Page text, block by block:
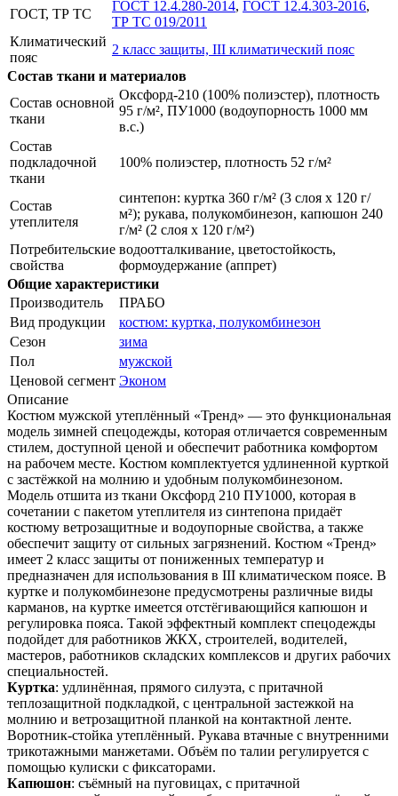
ГОСТ, ТР ТС
ГОСТ 12.4.280-2014, ГОСТ 12.4.303-2016,
ТР ТС 019/2011
Климатический
пояс
2 класс защиты, III климатический пояс
Состав ткани и материалов
Состав основной
ткани
Оксфорд-210 (100% полиэстер), плотность
95 г/м², ПУ1000 (водоупорность 1000 мм
в.с.)
Состав
подкладочной
ткани
100% полиэстер, плотность 52 г/м²
Состав
утеплителя
синтепон: куртка 360 г/м² (3 слоя х 120 г/
м²); рукава, полукомбинезон, капюшон 240
г/м² (2 слоя х 120 г/м²)
Потребительские
свойства
водоотталкивание, цветостойкость,
формоудержание (аппрет)
Общие характеристики
Производитель
ПРАБО
Вид продукции
костюм: куртка, полукомбинезон
Сезон
зима
Пол
мужской
Ценовой сегмент Эконом
Описание
Костюм мужской утеплённый «Тренд» — это функциональная
модель зимней спецодежды, которая отличается современным
стилем, доступной ценой и обеспечит работника комфортом
на рабочем месте. Костюм комплектуется удлиненной курткой
с застёжкой на молнию и удобным полукомбинезоном.
Модель отшита из ткани Оксфорд 210 ПУ1000, которая в
сочетании с пакетом утеплителя из синтепона придаёт
костюму ветрозащитные и водоупорные свойства, а также
обеспечит защиту от сильных загрязнений. Костюм «Тренд»
имеет 2 класс защиты от пониженных температур и
предназначен для использования в III климатическом поясе. В
куртке и полукомбинезоне предусмотрены различные виды
карманов, на куртке имеется отстёгивающийся капюшон и
регулировка пояса. Такой эффектный комплект спецодежды
подойдет для работников ЖКХ, строителей, водителей,
мастеров, работников складских комплексов и других рабочих
специальностей.
Куртка: удлинённая, прямого силуэта, с притачной
теплозащитной подкладкой, с центральной застежкой на
молнию и ветрозащитной планкой на контактной ленте.
Воротник-стойка утеплённый. Рукава втачные с внутренними
трикотажными манжетами. Объём по талии регулируется с
помощью кулиски с фиксаторами.
Капюшон: съёмный на пуговицах, с притачной